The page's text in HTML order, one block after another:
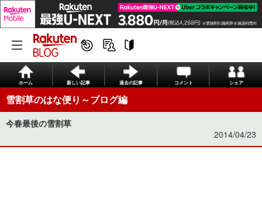
ホーム 新しい記事 過去の記事 コメント シェア
雪割草のはな便り～ブログ編
今春最後の雪割草
2014/04/23